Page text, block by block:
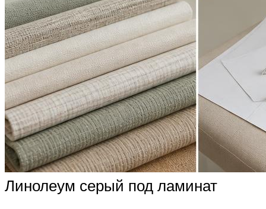
Линолеум серый под ламинат